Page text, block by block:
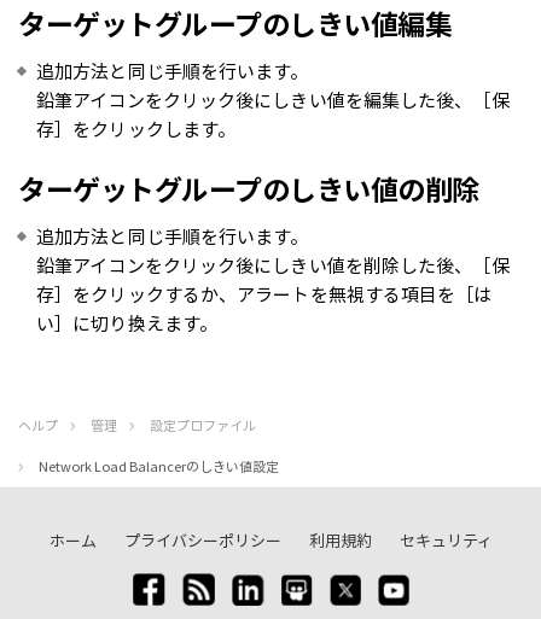
ターゲットグループのしきい値編集
追加方法と同じ手順を行います。
鉛筆アイコンをクリック後にしきい値を編集した後、［保
存］をクリックします。
ターゲットグループのしきい値の削除
追加方法と同じ手順を行います。
鉛筆アイコンをクリック後にしきい値を削除した後、［保
存］をクリックするか、アラートを無視する項目を［は
い］に切り換えます。
ヘルプ 管理
設定プロファイル
Network Load Balancerのしきい値設定
ホーム プライバシーポリシー 利用規約 セキュリティ